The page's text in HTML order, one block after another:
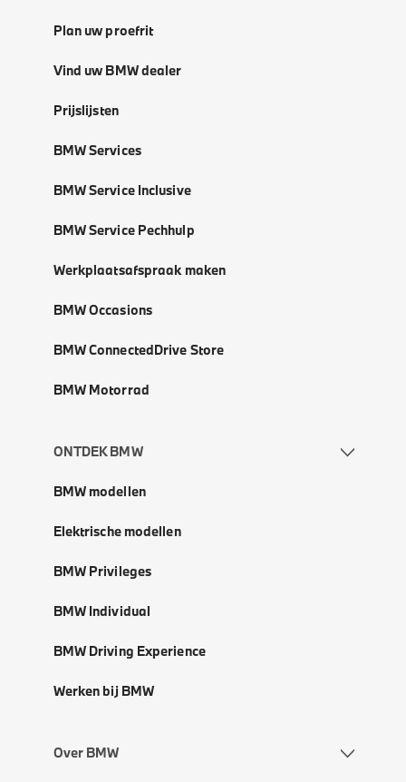
Plan uw proefrit
Vind uw BMW dealer
Prijslijsten
BMW Services
BMW Service Inclusive
BMW Service Pechhulp
Werkplaatsafspraak maken
BMW Occasions
BMW ConnectedDrive Store
BMW Motorrad
ONTDEK BMW
BMW modellen
Elektrische modellen
BMW Privileges
BMW Individual
BMW Driving Experience
Werken bij BMW
Over BMW